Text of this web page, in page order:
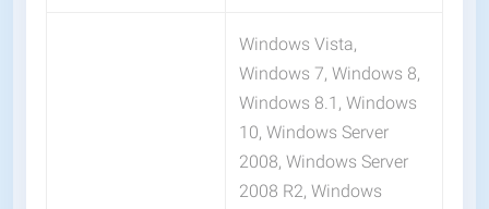
Windows Vista,
Windows 7, Windows 8,
Windows 8.1, Windows
10, Windows Server
2008, Windows Server
2008 R2, Windows